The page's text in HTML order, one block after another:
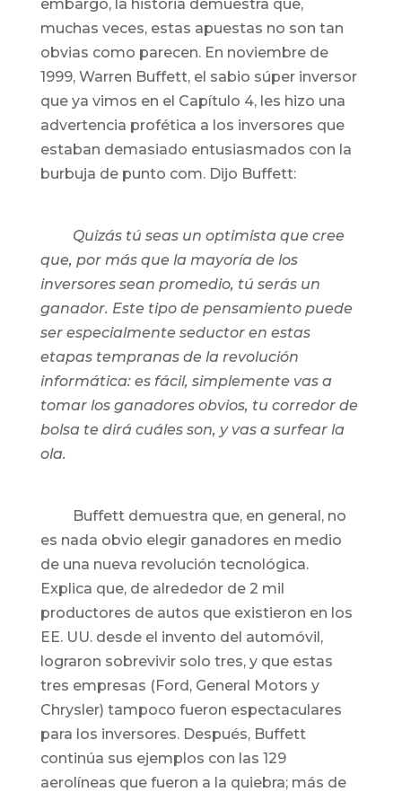
embargo, la historia demuestra que,
muchas veces, estas apuestas no son tan
obvias como parecen. En noviembre de
1999, Warren Buffett, el sabio súper inversor
que ya vimos en el Capítulo 4, les hizo una
advertencia profética a los inversores que
estaban demasiado entusiasmados con la
burbuja de punto com. Dijo Buffett:
Quizás tú seas un optimista que cree
que, por más que la mayoría de los
inversores sean promedio, tú serás un
ganador. Este tipo de pensamiento puede
ser especialmente seductor en estas
etapas tempranas de la revolución
informática: es fácil, simplemente vas a
tomar los ganadores obvios, tu corredor de
bolsa te dirá cuáles son, y vas a surfear la
ola.
Buffett demuestra que, en general, no
es nada obvio elegir ganadores en medio
de una nueva revolución tecnológica.
Explica que, de alrededor de 2 mil
productores de autos que existieron en los
EE. UU. desde el invento del automóvil,
lograron sobrevivir solo tres, y que estas
tres empresas (Ford, General Motors y
Chrysler) tampoco fueron espectaculares
para los inversores. Después, Buffett
continúa sus ejemplos con las 129
aerolíneas que fueron a la quiebra; más de